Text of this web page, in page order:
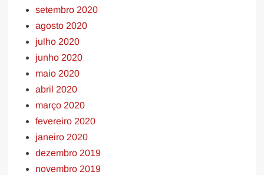
setembro 2020
agosto 2020
julho 2020
junho 2020
maio 2020
abril 2020
março 2020
fevereiro 2020
janeiro 2020
dezembro 2019
novembro 2019